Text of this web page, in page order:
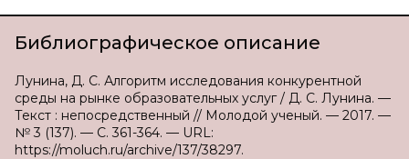
Библиографическое описание
Лунина, Д. С. Алгоритм исследования конкурентной
среды на рынке образовательных услуг / Д. С. Лунина. —
Текст : непосредственный // Молодой ученый. — 2017. —
№ 3 (137). — С. 361-364. — URL:
https://moluch.ru/archive/137/38297.